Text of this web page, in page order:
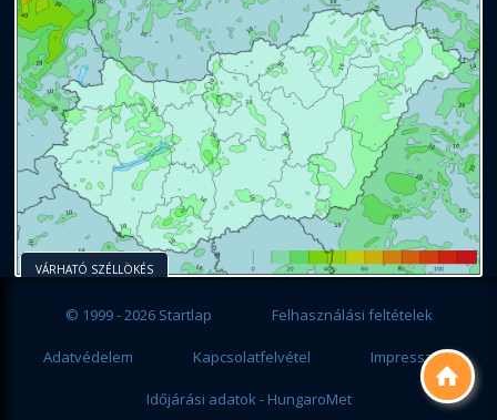

VÁRHATÓ SZÉLLÖKÉS
© 1999 - 2026 Startlap Felhasználási feltételek
Adatvédelem Kapcsolatfelvétel Impresszum
Időjárási adatok - HungaroMet